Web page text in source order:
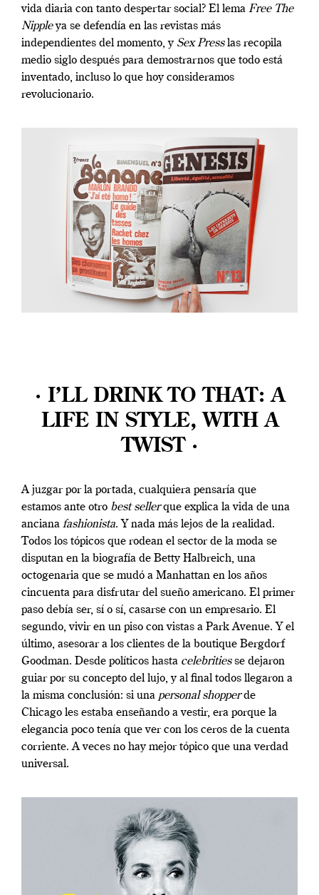
vida diaria con tanto despertar social? El lema Free The
Nippleya se defendía en las revistas más
independientes del momento, y Sex Presslas recopila
medio siglo después para demostrarnos que todo está
inventado, incluso lo que hoy consideramos
revolucionario.
· I’LL DRINK TO THAT: A
LIFE IN STYLE, WITH A
TWIST ·
A juzgar por la portada, cualquiera pensaría que
estamos ante otro best sellerque explica la vida de una
anciana fashionista. Y nada más lejos de la realidad.
Todos los tópicos que rodean el sector de la moda se
disputan en la biografía de Betty Halbreich, una
octogenaria que se mudó a Manhattan en los años
cincuenta para disfrutar del sueño americano. El primer
paso debía ser, sí o sí, casarse con un empresario. El
segundo, vivir en un piso con vistas a Park Avenue. Y el
último, asesorar a los clientes de la boutique Bergdorf
Goodman. Desde políticos hasta celebritiesse dejaron
guiar por su concepto del lujo, y al final todos llegaron a
la misma conclusión: si una personal shopperde
Chicago les estaba enseñando a vestir, era porque la
elegancia poco tenía que ver con los ceros de la cuenta
corriente. A veces no hay mejor tópico que una verdad
universal.